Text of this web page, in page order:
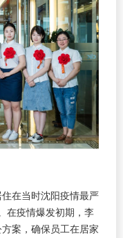
在当时沈阳疫情最严
在疫情爆发初期，李
案，确保员工在居家